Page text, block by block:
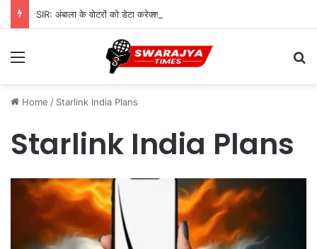
Menu
Home / Starlink India Plans
Starlink India Plans